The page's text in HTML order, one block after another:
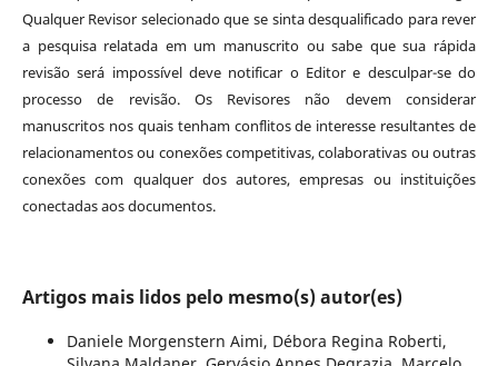
Qualquer Revisor selecionado que se sinta desqualificado para rever
a pesquisa relatada em um manuscrito ou sabe que sua rápida
revisão será impossível deve notificar o Editor e desculpar-se do
processo de revisão. Os Revisores não devem considerar
manuscritos nos quais tenham conflitos de interesse resultantes de
relacionamentos ou conexões competitivas, colaborativas ou outras
conexões com qualquer dos autores, empresas ou instituições
conectadas aos documentos.
Artigos mais lidos pelo mesmo(s) autor(es)
Daniele Morgenstern Aimi, Débora Regina Roberti,